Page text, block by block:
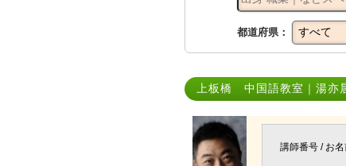
都道府県：
上板橋 中国語教室｜湯亦
講師番号 / お名